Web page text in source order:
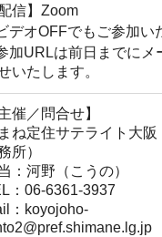
配信】Zoom
デオOFFでもご参加い
加URLは前日までにメ
いたします。
主催／問合せ】
ね定住サテライト大阪
所）
：河野（こうの）
：06-6361-3937
：koyojoho-